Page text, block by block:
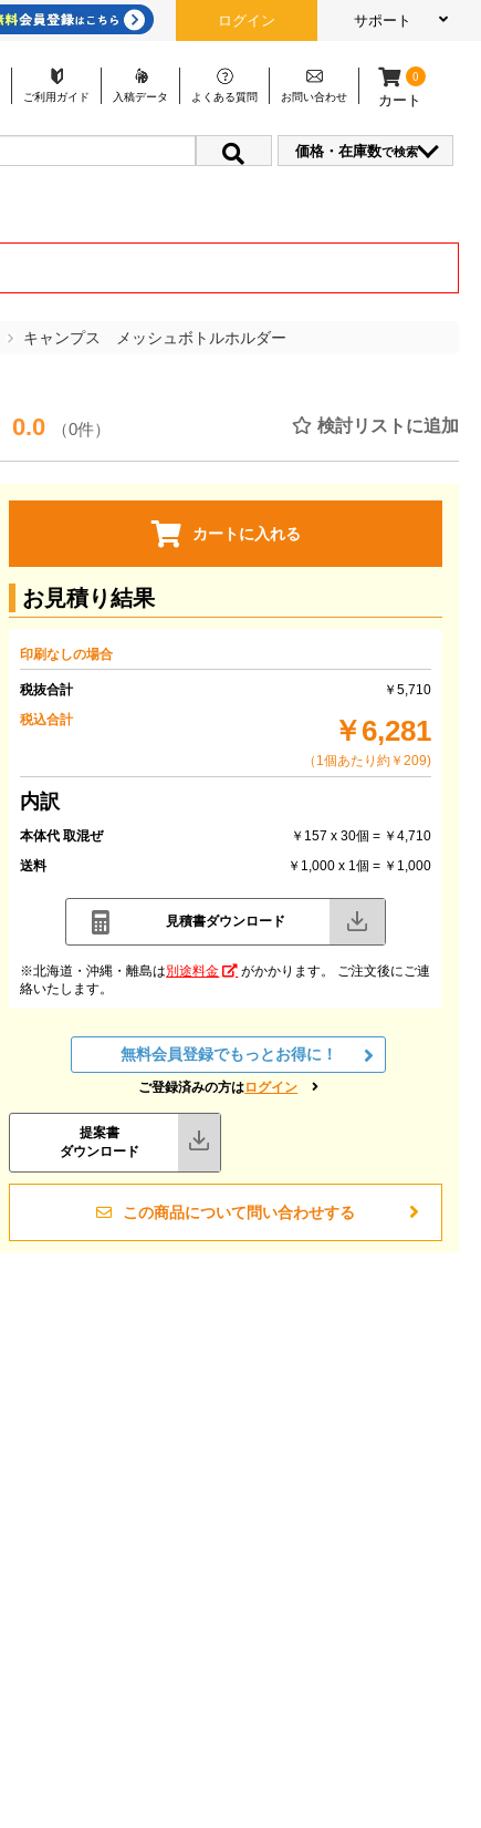
ログイン サポート
ご利用ガイド 入稿データ よくある質問 お問い合わせ
0
カート
価格・在庫数で検索
キャンプス メッシュボトルホルダー
0.0 （0件） 検討リストに追加
カートに入れる
お見積り結果
印刷なしの場合
税抜合計
￥5,710
税込合計
￥6,281
（1個あたり約￥209)
内訳
本体代 取混ぜ
￥157 x 30個 = ￥4,710
送料
￥1,000 x 1個 = ￥1,000
見積書ダウンロード
※北海道・沖縄・離島は別途料金
がかかります。 ご注文後にご連
絡いたします。
無料会員登録でもっとお得に！
ご登録済みの方はログイン
提案書
ダウンロード
この商品について問い合わせする